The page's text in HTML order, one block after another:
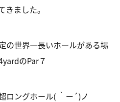
きました。
の世界一長いホールがある場
のPar７
ロングホール( ｀ー´)ノ